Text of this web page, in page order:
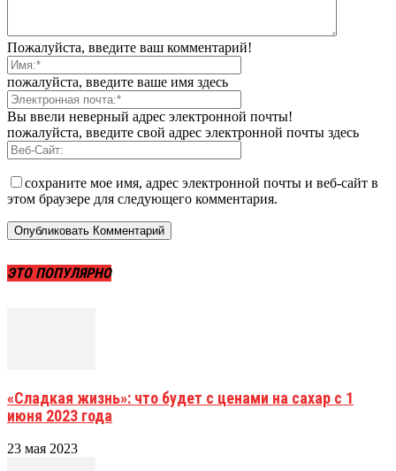
Пожалуйста, введите ваш комментарий!
пожалуйста, введите ваше имя здесь
Вы ввели неверный адрес электронной почты!
пожалуйста, введите свой адрес электронной почты здесь
сохраните мое имя, адрес электронной почты и веб-сайт в
этом браузере для следующего комментария.
ЭТО ПОПУЛЯРНО
«Сладкая жизнь»: что будет с ценами на сахар с 1
июня 2023 года
23 мая 2023